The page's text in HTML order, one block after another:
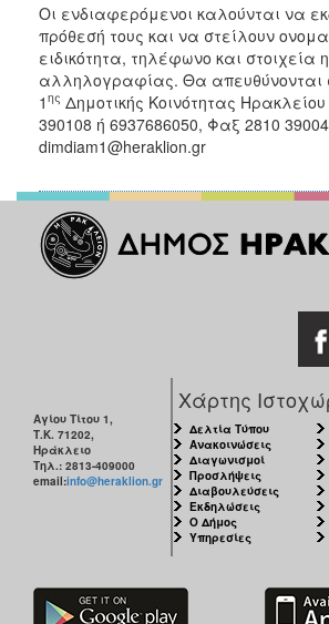
ΔΗΜΟΤΗΣ
ΕΠΙΣΚΕΠΤΗΣ
ΗΡΑΚΛΕΙΟ
Οι ενδιαφερόμενοι καλούνται να
πρόθεσή τους και να στείλουν
ειδικότητα, τηλέφωνο και στοιχεία
αλληλογραφίας. Θα απευθύνονται
1 ης Δημοτικής Κοινότητας
390108 ή 6937686050, Φαξ 2810
dimdiam1@heraklion.gr
Αγίου Τίτου 1,
Τ.Κ. 71202,
Ηράκλειο
Τηλ.: 2813-409000
email:info@heraklion.gr
Χάρτης
Δελτία Τύπου
Ανακοινώσεις
Διαγωνισμοί
Προσλήψεις
Διαβουλεύσεις
Εκδηλώσεις
Ο Δήμος
Υπηρεσίες